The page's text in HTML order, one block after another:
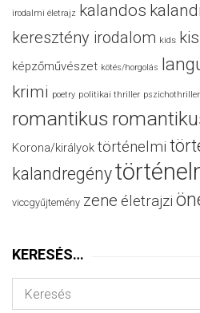
irodalmi életrajz kalandos
keresztény irodalom kids
képzőművészet kötés/horgolás
krimi poetry politikai thriller pszichothriller
romantikus
Korona/királyok történelmi
kalandregény
viccgyűjtemény zene életrajzi
KERESÉS…